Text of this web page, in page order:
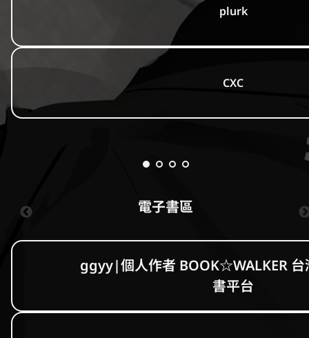
plurk
CXC
電子書區
ggyy|個人作者 BOOK☆WALKER 台
書平台